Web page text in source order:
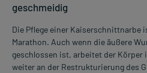
geschmeidig
Die Pflege einer Kaiserschnittnarbe
Marathon. Auch wenn die äußere
geschlossen ist, arbeitet der Körper
weiter an der Restrukturierung des